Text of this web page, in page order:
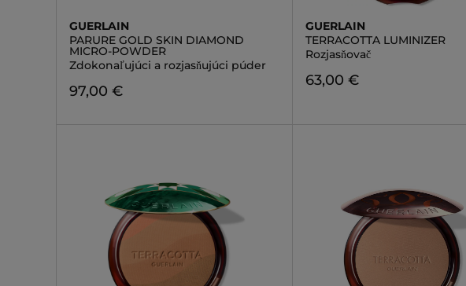
GUERLAIN
PARURE GOLD SKIN DIAMOND
MICRO-POWDER
Zdokonaľujúci a rozjasňujúci púder
97,00 €
GUERLAIN
TERRACOTTA LUMINIZER
Rozjasňovač
63,00 €